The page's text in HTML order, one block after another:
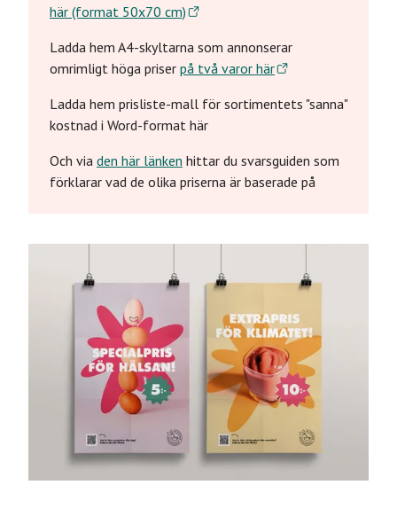
här (format 50x70 cm)
Ladda hem A4-skyltarna som annonserar
omrimligt höga priser på två varor här
Ladda hem prisliste-mall för sortimentets "sanna"
kostnad i Word-format här
Och via den här länken hittar du svarsguiden som
förklarar vad de olika priserna är baserade på